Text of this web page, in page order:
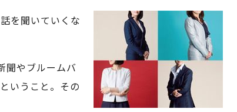
を聞いていくな
聞やブルームバ
いうこと。その